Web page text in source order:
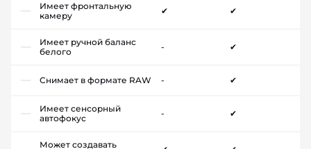
Имеет фронтальную
камеру
✔ ✔
Имеет ручной баланс
белого
- ✔
Снимает в формате RAW - ✔
Имеет сенсорный
автофокус
- ✔
Может создавать